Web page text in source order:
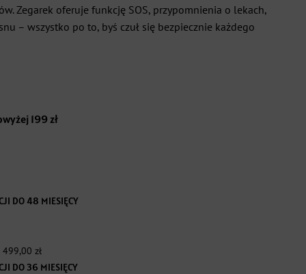
Zegarek oferuje funkcję SOS, przypomnienia o lekach,
– wszystko po to, byś czuł się bezpiecznie każdego
199 zł
DO 48 MIESIĘCY
499,00 zł
DO 36 MIESIĘCY